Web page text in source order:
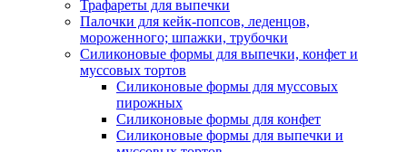
Трафареты для выпечки
Палочки для кейк-попсов, леденцов,
мороженного; шпажки, трубочки
Силиконовые формы для выпечки, конфет и
муссовых тортов
Силиконовые формы для муссовых
пирожных
Силиконовые формы для конфет
Силиконовые формы для выпечки и